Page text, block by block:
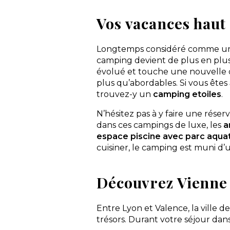
Vos vacances
Longtemps considéré comme
camping devient de plus en
évolué et touche une nouvelle
plus qu’abordables. Si vous
trouvez-y un camping etoiles.
N’hésitez pas à y faire une
dans ces campings de luxe, les
espace piscine avec parc
cuisiner, le camping est muni
Découvrez
Entre Lyon et Valence, la ville
trésors. Durant votre séjour
Paradis
Plus Bretagne
ResaSOL
Riviera Villages
Sandaya
Seagreen
Siblu Village
Sites et Paysages
Sud Est vacances
Sun Marina
Treflio
Vague océane
Yelloh! Village